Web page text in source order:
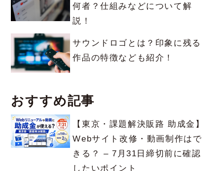
何者？仕組みなどについて解
説！
サウンドロゴとは？印象に残る
作品の特徴なども紹介！
おすすめ記事
【東京・課題解決販路 助成金】
Webサイト改修・動画制作はで
きる？ – 7月31日締切前に確認
したいポイント